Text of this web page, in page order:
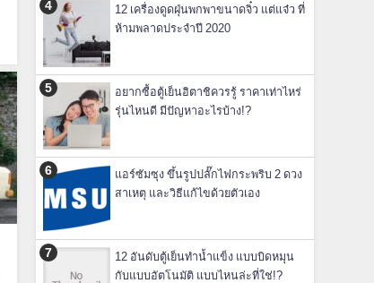
12 เครื่องดูดฝุ่นพกพาขนาดจิ๋ว แต่แจ๋ว ที่
ห้ามพลาดประจำปี 2020
อยากซื้อตู้เย็นฮิตาชิควรรู้ ราคาเท่าไหร่
รุ่นไหนดี มีปัญหาอะไรบ้าง!?
แอร์ซัมซุง ขึ้นรูปปลั๊กไฟกระพริบ 2 ดวง
สาเหตุ และวิธีแก้ไขด้วยตัวเอง
12 อันดับตู้เย็นทำน้ำแข็ง แบบบิดหมุน
กับแบบอัตโนมัติ แบบไหนล่ะที่ใช่!?